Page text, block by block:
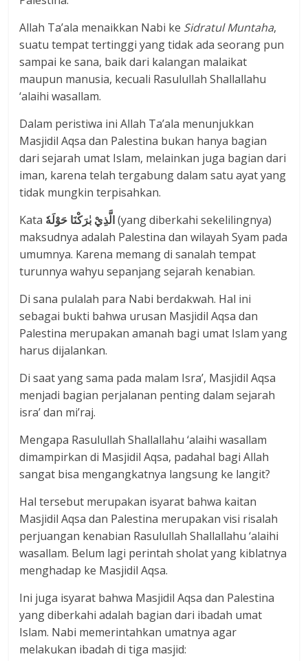
Allah Ta’ala menaikkan Nabi ke Sidratul Muntaha,
suatu tempat tertinggi yang tidak ada seorang pun
sampai ke sana, baik dari kalangan malaikat
maupun manusia, kecuali Rasulullah Shallallahu
‘alaihi wasallam.
Dalam peristiwa ini Allah Ta’ala menunjukkan
Masjidil Aqsa dan Palestina bukan hanya bagian
dari sejarah umat Islam, melainkan juga bagian dari
iman, karena telah tergabung dalam satu ayat yang
tidak mungkin terpisahkan.
Kata الَّذِيْ بٰرَكْنَا حَوْلَهٗ(yang diberkahi sekelilingnya)
maksudnya adalah Palestina dan wilayah Syam pada
umumnya. Karena memang di sanalah tempat
turunnya wahyu sepanjang sejarah kenabian.
Di sana pulalah para Nabi berdakwah. Hal ini
sebagai bukti bahwa urusan Masjidil Aqsa dan
Palestina merupakan amanah bagi umat Islam yang
harus dijalankan.
Di saat yang sama pada malam Isra’, Masjidil Aqsa
menjadi bagian perjalanan penting dalam sejarah
isra’ dan mi’raj.
Mengapa Rasulullah Shallallahu ‘alaihi wasallam
dimampirkan di Masjidil Aqsa, padahal bagi Allah
sangat bisa mengangkatnya langsung ke langit?
Hal tersebut merupakan isyarat bahwa kaitan
Masjidil Aqsa dan Palestina merupakan visi risalah
perjuangan kenabian Rasulullah Shallallahu ‘alaihi
wasallam. Belum lagi perintah sholat yang kiblatnya
menghadap ke Masjidil Aqsa.
Ini juga isyarat bahwa Masjidil Aqsa dan Palestina
yang diberkahi adalah bagian dari ibadah umat
Islam. Nabi memerintahkan umatnya agar
melakukan ibadah di tiga masjid: